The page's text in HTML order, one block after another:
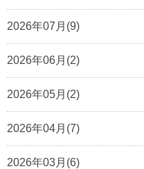
2026年07月(9)
2026年06月(2)
2026年05月(2)
2026年04月(7)
2026年03月(6)